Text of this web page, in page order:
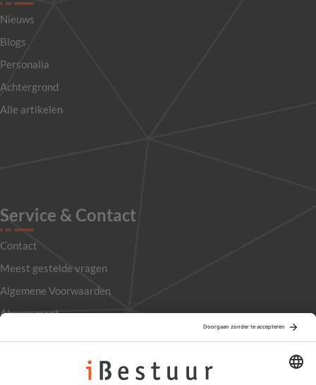
Nieuws
Blogs
Personalia
Achtergrond
Alle artikelen
Service & Contact
Contact
Meest gestelde vragen
Algemene Voorwaarden
Abonnement